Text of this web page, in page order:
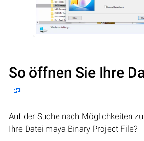
So öffnen Sie Ihre
Auf der Suche nach Möglichkeiten
Ihre Datei maya Binary Project File?